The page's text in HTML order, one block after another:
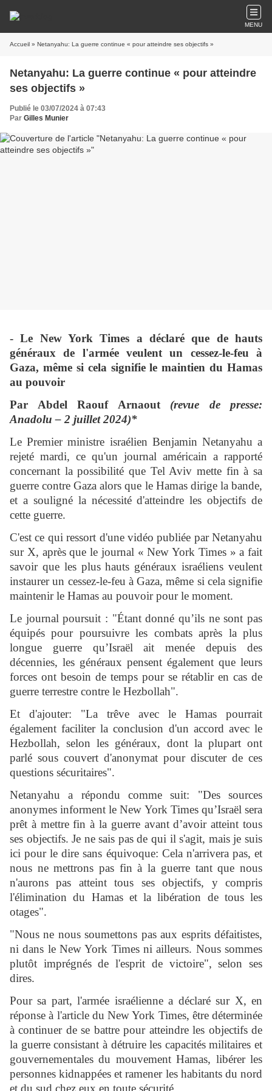
MENU
Accueil » Netanyahu: La guerre continue « pour atteindre ses objectifs »
Netanyahu: La guerre continue « pour atteindre
ses objectifs »
Publié le 03/07/2024 à 07:43
Par Gilles Munier
- Le New York Times a déclaré que de hauts
généraux de l'armée veulent un cessez-le-feu à
Gaza, même si cela signifie le maintien du Hamas
au pouvoir
Par Abdel Raouf Arnaout(revue de presse:
Anadolu – 2 juillet 2024)*
Le Premier ministre israélien Benjamin Netanyahu a
rejeté mardi, ce qu'un journal américain a rapporté
concernant la possibilité que Tel Aviv mette fin à sa
guerre contre Gaza alors que le Hamas dirige la bande,
et a souligné la nécessité d'atteindre les objectifs de
cette guerre.
C'est ce qui ressort d'une vidéo publiée par Netanyahu
sur X, après que le journal « New York Times » a fait
savoir que les plus hauts généraux israéliens veulent
instaurer un cessez-le-feu à Gaza, même si cela signifie
maintenir le Hamas au pouvoir pour le moment.
Le journal poursuit : "Étant donné qu’ils ne sont pas
équipés pour poursuivre les combats après la plus
longue guerre qu’Israël ait menée depuis des
décennies, les généraux pensent également que leurs
forces ont besoin de temps pour se rétablir en cas de
guerre terrestre contre le Hezbollah".
Et d'ajouter: "La trêve avec le Hamas pourrait
également faciliter la conclusion d'un accord avec le
Hezbollah, selon les généraux, dont la plupart ont
parlé sous couvert d'anonymat pour discuter de ces
questions sécuritaires".
Netanyahu a répondu comme suit: "Des sources
anonymes informent le New York Times qu’Israël sera
prêt à mettre fin à la guerre avant d’avoir atteint tous
ses objectifs. Je ne sais pas de qui il s'agit, mais je suis
ici pour le dire sans équivoque: Cela n'arrivera pas, et
nous ne mettrons pas fin à la guerre tant que nous
n'aurons pas atteint tous ses objectifs, y compris
l'élimination du Hamas et la libération de tous les
otages".
"Nous ne nous soumettons pas aux esprits défaitistes,
ni dans le New York Times ni ailleurs. Nous sommes
plutôt imprégnés de l'esprit de victoire", selon ses
dires.
Pour sa part, l'armée israélienne a déclaré sur X, en
réponse à l'article du New York Times, être déterminée
à continuer de se battre pour atteindre les objectifs de
la guerre consistant à détruire les capacités militaires et
gouvernementales du mouvement Hamas, libérer les
personnes kidnappées et ramener les habitants du nord
et du sud chez eux en toute sécurité.